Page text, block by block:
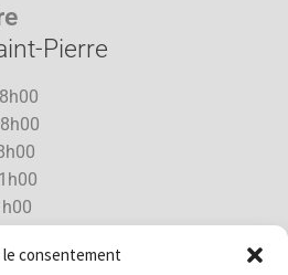
le consentement
Pierre